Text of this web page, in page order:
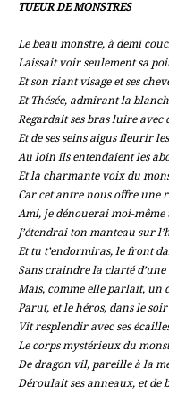
TUEUR DE MONSTRES
Le beau monstre, à demi
Laissait voir seulement sa
Et son riant visage et ses
Et Thésée, admirant la
Regardait ses bras luire avec
Et de ses seins aigus fleurir
Au loin ils entendaient les
Et la charmante voix du
Car cet antre nous offre une
Ami, je dénouerai moi-même
J’étendrai ton manteau sur
Et tu t’endormiras, le front
Sans craindre la clarté
Mais, comme elle parlait, un
Parut, et le héros, dans le
Vit resplendir avec ses
Le corps mystérieux du
De dragon vil, pareille à la
Déroulait ses anneaux, et de